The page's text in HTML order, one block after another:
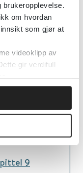
brukeropplevelse.
om hvordan
som gjør at
videoklipp av
gir verdifull
vedtak
9
9